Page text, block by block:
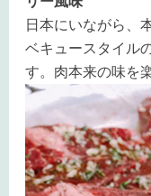
日本にいながら、
ベキュースタイル
す。肉本来の味を